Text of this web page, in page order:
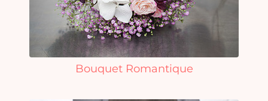
Bouquet Romantique